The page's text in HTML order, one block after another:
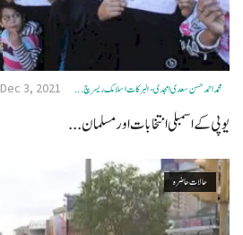
محمد احمد حسن سعدی امجدی - البرکات اسلامک ریسرچ ... Dec 3, 2021
یوپی کے اسمبلی انتخابات اور مسلمان...
حالات حاضرہ